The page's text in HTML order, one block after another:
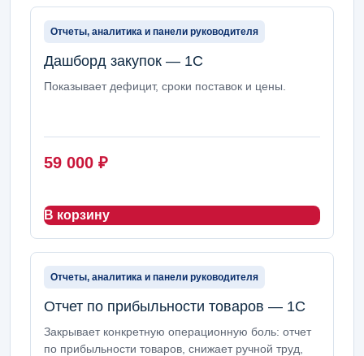
Отчеты, аналитика и панели руководителя
Дашборд закупок — 1С
Показывает дефицит, сроки поставок и цены.
59 000 ₽
В корзину
Отчеты, аналитика и панели руководителя
Отчет по прибыльности товаров — 1С
Закрывает конкретную операционную боль: отчет
по прибыльности товаров, снижает ручной труд,